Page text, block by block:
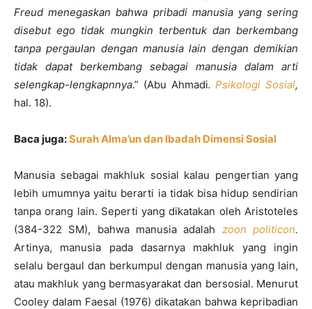
Freud menegaskan bahwa pribadi manusia yang sering
disebut ego tidak mungkin terbentuk dan berkembang
tanpa pergaulan dengan manusia lain dengan demikian
tidak dapat berkembang sebagai manusia dalam arti
selengkap-lengkapnnya.” (Abu Ahmadi.Psikologi Sosial,
hal. 18).
Baca juga:Surah Alma’un dan Ibadah Dimensi Sosial
Manusia sebagai makhluk sosial kalau pengertian yang
lebih umumnya yaitu berarti ia tidak bisa hidup sendirian
tanpa orang lain. Seperti yang dikatakan oleh Aristoteles
(384-322 SM), bahwa manusia adalah zoon politicon.
Artinya, manusia pada dasarnya makhluk yang ingin
selalu bergaul dan berkumpul dengan manusia yang lain,
atau makhluk yang bermasyarakat dan bersosial. Menurut
Cooley dalam Faesal (1976) dikatakan bahwa kepribadian